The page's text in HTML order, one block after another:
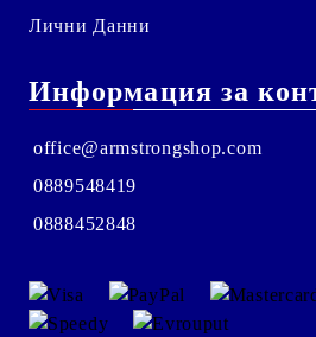
Лични Данни
Информация за
office@armstrongshop.com
0889548419
0888452848